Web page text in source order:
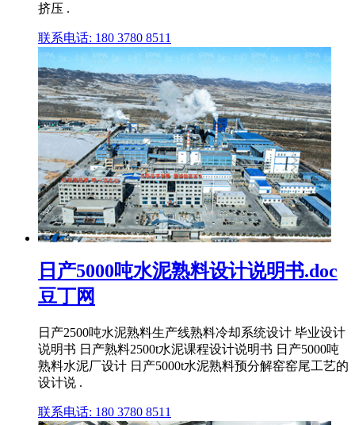
挤压 .
联系电话: 180 3780 8511
日产5000吨水泥熟料设计说明书.doc
豆丁网
日产2500吨水泥熟料生产线熟料冷却系统设计 毕业设计
说明书 日产熟料2500t水泥课程设计说明书 日产5000吨
熟料水泥厂设计 日产5000t水泥熟料预分解窑窑尾工艺的
设计说 .
联系电话: 180 3780 8511